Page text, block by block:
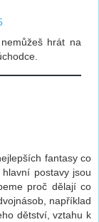
hrát na
fantasy co
postavy jsou
proč dělají co
například
dětství, vztahu k